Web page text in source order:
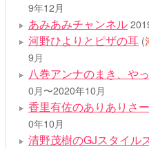
9年12月
あみあみチャンネル
河野ひよりとピザの耳 (
9月
八巻アンナのまき、や
0月〜2020年10月
香里有佐のありありさー
0年10月
清野茂樹のGJスタイル